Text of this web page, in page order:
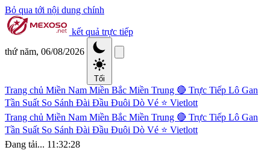
Bỏ qua tới nội dung chính
kết quả trực tiếp
thứ năm, 06/08/2026
Tối
Trang chủ Miền Nam Miền Bắc Miền Trung 🔴 Trực Tiếp Lô Gan
Tần Suất So Sánh Đài Đầu Đuôi Dò Vé ⭐ Vietlott
Trang chủ Miền Nam Miền Bắc Miền Trung 🔴 Trực Tiếp Lô Gan
Tần Suất So Sánh Đài Đầu Đuôi Dò Vé ⭐ Vietlott
Đang tải... 11:32:28